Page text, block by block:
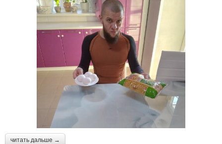
читать дальше →